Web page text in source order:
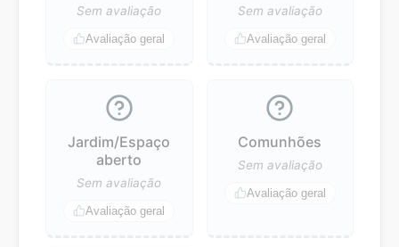
Sem avaliação
Avaliação geral
Sem avaliação
Avaliação geral
Jardim/Espaço
aberto
Sem avaliação
Avaliação geral
Comunhões
Sem avaliação
Avaliação geral